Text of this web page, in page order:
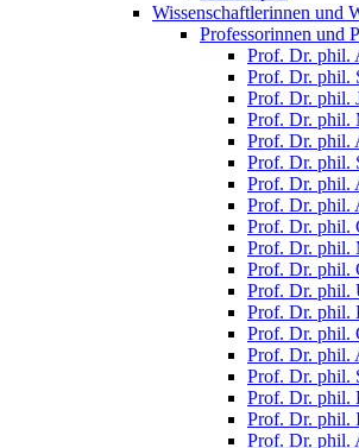
Wissenschaftlerinnen und
Professorinnen und
Prof. Dr. phil.
Prof. Dr. phil.
Prof. Dr. phil.
Prof. Dr. phil.
Prof. Dr. phil.
Prof. Dr. phil.
Prof. Dr. phil.
Prof. Dr. phil.
Prof. Dr. phil.
Prof. Dr. phil.
Prof. Dr. phil.
Prof. Dr. phil.
Prof. Dr. phil.
Prof. Dr. phil.
Prof. Dr. phil.
Prof. Dr. phil.
Prof. Dr. phil.
Prof. Dr. phil.
Prof. Dr. phil.